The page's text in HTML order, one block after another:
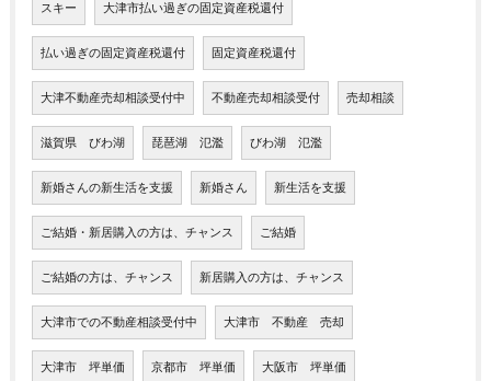
スキー 大津市払い過ぎの固定資産税還付
払い過ぎの固定資産税還付 固定資産税還付
大津不動産売却相談受付中 不動産売却相談受付 売却相談
滋賀県 びわ湖 琵琶湖 氾濫 びわ湖 氾濫
新婚さんの新生活を支援 新婚さん 新生活を支援
ご結婚・新居購入の方は、チャンス ご結婚
ご結婚の方は、チャンス 新居購入の方は、チャンス
大津市での不動産相談受付中 大津市 不動産 売却
大津市 坪単価 京都市 坪単価 大阪市 坪単価